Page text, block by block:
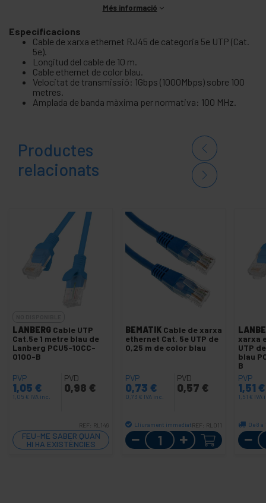
Més informació
Especificacions
Cable de xarxa ethernet RJ45 de categoria 5e UTP (Cat.
5e).
Longitud del cable de 10 m.
Cable ethernet de color blau.
Velocitat de transmissió: 1Gbps (1000Mbps) sobre 100
metres.
Amplada de banda màxima per normativa: 100 MHz.
Productes
relacionats
LANBERG Cable UTP
Cat.5e 1 metre blau de
Lanberg PCU5-10CC-
0100-B
PVP
1,05 €
1,05 € IVA inc.
PVD
0,98 €
REF: RL149
FEU-ME SABER QUAN
HI HA EXISTÈNCIES
BEMATIK Cable de xarxa
ethernet Cat. 5e UTP de
0,25 m de color blau
PVP
0,73 €
0,73 € IVA inc.
PVD
0,57 €
Lliurament immediatREF: RL011
Quantitat
xarxa
UTP
blau
B
PVP
1,51 €
1,51 € IVA
De 8